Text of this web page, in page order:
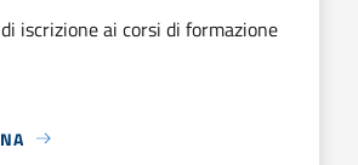
iscrizione ai corsi di formazione